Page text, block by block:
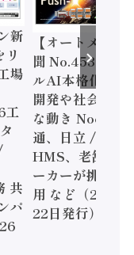
新
場
工
共
パ
【オートメーシ
聞 No.453】フ
ルAI本格化へ
開発や社会実装
な動き Noetra
通、日立 / 兵神
HMS、老舗ポ
ーカーが挑むデ
用 など（2026
22日発行）